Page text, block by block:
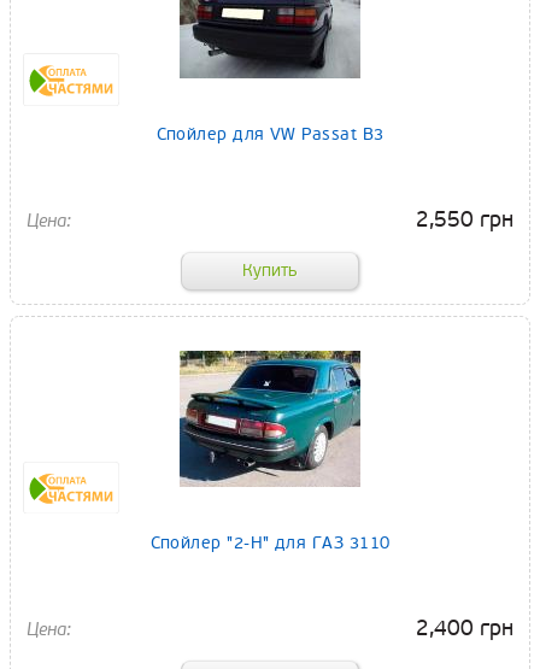
Спойлер для VW Passat B3
2,550 грн
Спойлер "2-Н" для ГАЗ 3110
2,400 грн